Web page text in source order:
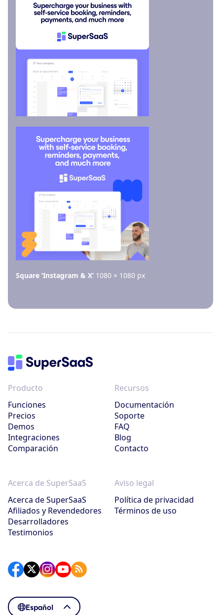
Square ‘Instagram & X’ 1080 × 1080 px
Producto
Funciones
Precios
Demos
Integraciones
Comparación
Recursos
Documentación
Soporte
FAQ
Blog
Contacto
Acerca de SuperSaaS
Acerca de SuperSaaS
Afiliados y Revendedores
Desarrolladores
Testimonios
Aviso legal
Política de privacidad
Términos de uso
Español